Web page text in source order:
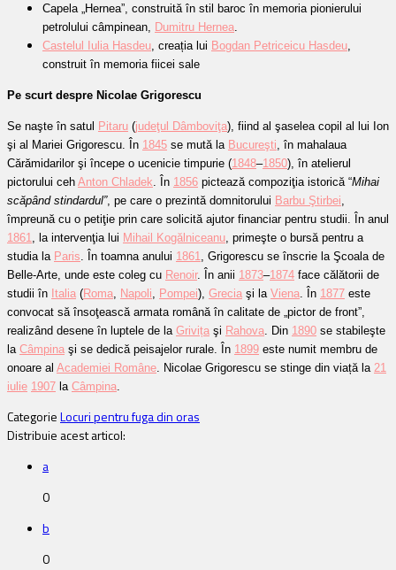
Capela „Hernea”, construită în stil baroc în memoria pionierului
petrolului câmpinean, Dumitru Hernea
Castelul Iulia Hasdeu , creația lui Bogdan Petriceicu Hasdeu
construit în memoria fiicei sale
Pe scurt despre Nicolae Grigorescu
Se naşte în satul Pitaru (judeţul Dâmboviţa), fiind al şaselea copil al lui Ion
şi al Mariei Grigorescu. În 1845 se mută la Bucureşti , în mahalaua
Cărămidarilor şi începe o ucenicie timpurie (1848–1850), în atelierul
pictorului ceh Anton Chladek . În 1856 pictează compoziţia istorică “Mihai
scăpând stindardul”, pe care o prezintă domnitorului Barbu Ştirbei
împreună cu o petiţie prin care solicită ajutor financiar pentru studii. În anul
1861
, la intervenţia lui Mihail Kogălniceanu , primeşte o bursă pentru a
studia la Paris În toamna anului 1861
, Grigorescu se înscrie la Şcoala de
Belle-Arte, unde este coleg cu Renoir. În anii 1873–1874 face călătorii de
studii în Italia (Roma Napoli Pompei), Grecia şi la Viena . În 1877 este
convocat să însoţească armata română în calitate de „pictor de front”,
realizând desene în luptele de la Grivița şi Rahova . Din 1890 se stabileşte
la Câmpina şi se dedică peisajelor rurale. În 1899 este numit membru de
onoare al Academiei Române . Nicolae Grigorescu se stinge din viață la 21
iulie 1907 la Câmpina
CategorieLocuri pentru fuga din oras
Distribuie acest articol:
a
0
b
0